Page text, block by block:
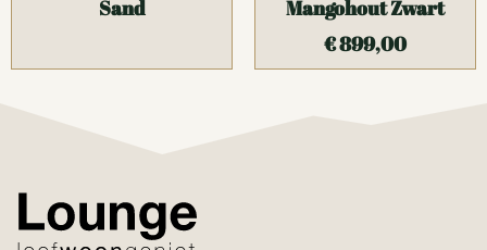
Sand
Mangohout Zwart
€899,00